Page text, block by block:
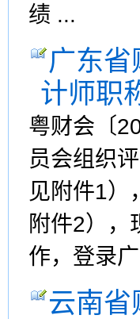
绩 ...
广东省
计师职
粤财会〔
员会组织
见附件1）
附件2）
作，登录
云南省